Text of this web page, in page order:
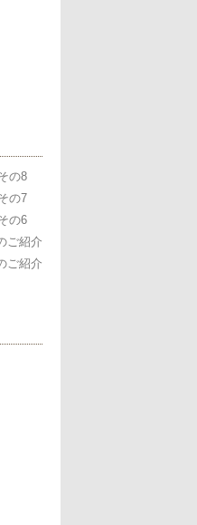
の8
の7
の6
ご紹介
ご紹介